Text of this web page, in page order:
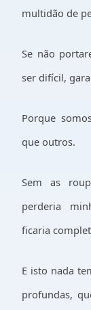
multidão de
Se não
ser difícil,
Porque
que outros.
Sem as
perderia
ficaria
E isto nada
profundas,